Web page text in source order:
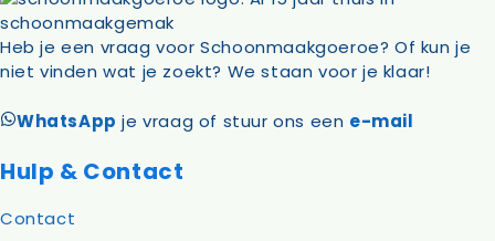
Heb je een vraag voor Schoonmaakgoeroe? Of kun je
niet vinden wat je zoekt? We staan voor je klaar!
WhatsApp je vraag of stuur ons een e-mail
Hulp & Contact
Contact